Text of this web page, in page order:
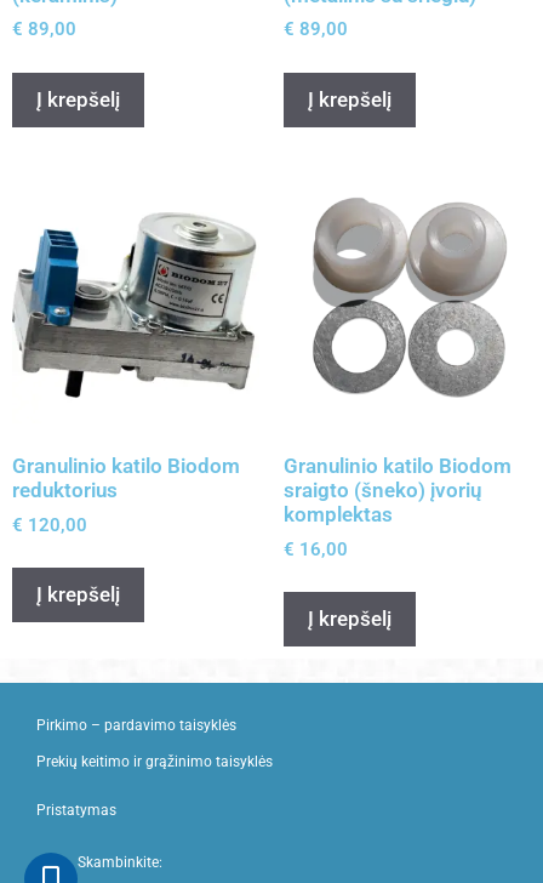
€ 89,00
Į krepšelį
€ 89,00
Į krepšelį
Granulinio katilo Biodom
reduktorius
€ 120,00
Į krepšelį
Granulinio katilo Biodom
sraigto (šneko) įvorių
komplektas
€ 16,00
Į krepšelį
Pirkimo – pardavimo taisyklės
Prekių keitimo ir grąžinimo taisyklės
Pristatymas
Skambinkite: